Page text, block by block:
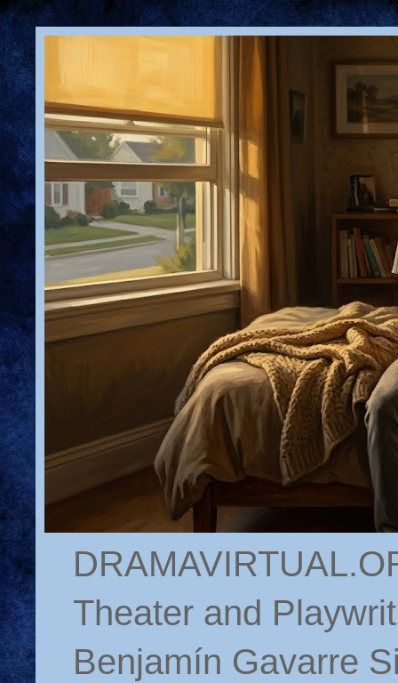
Theater and
Benjamín Gavarre